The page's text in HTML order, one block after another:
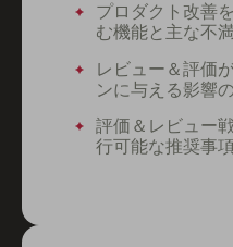
プロダクト改善
む機能と主な不
レビュー＆評価
ンに与える影響
評価＆レビュー
行可能な推奨事項